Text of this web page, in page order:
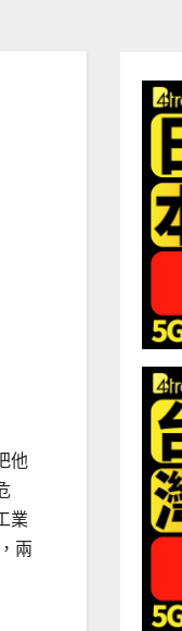
他
業
兩